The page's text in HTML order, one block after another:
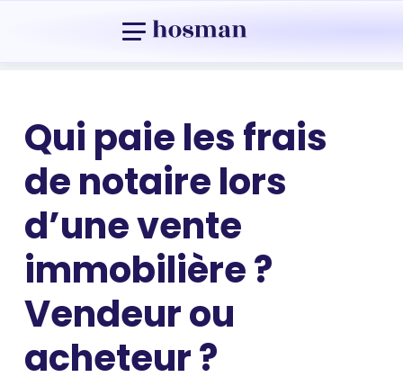
Qui paie les frais
de notaire lors
d’une vente
immobilière ?
Vendeur ou
acheteur ?